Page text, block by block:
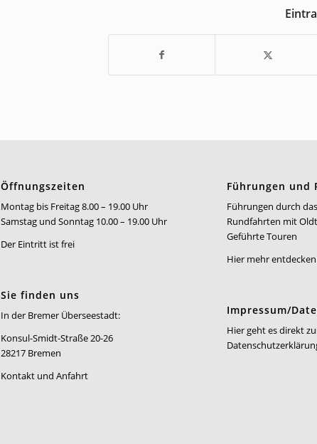
Öffnungszeiten
Montag bis Freitag 8.00 – 19.00 Uhr
Samstag und Sonntag 10.00 – 19.00 Uhr
Der Eintritt ist frei
Sie finden uns
In der Bremer Überseestadt:
Konsul-Smidt-Straße 20-26
28217 Bremen
Kontakt und Anfahrt
Führungen und
Führungen durch
Rundfahrten mit
Geführte Touren
Hier mehr entdecken
Impressum/
Hier geht es direkt